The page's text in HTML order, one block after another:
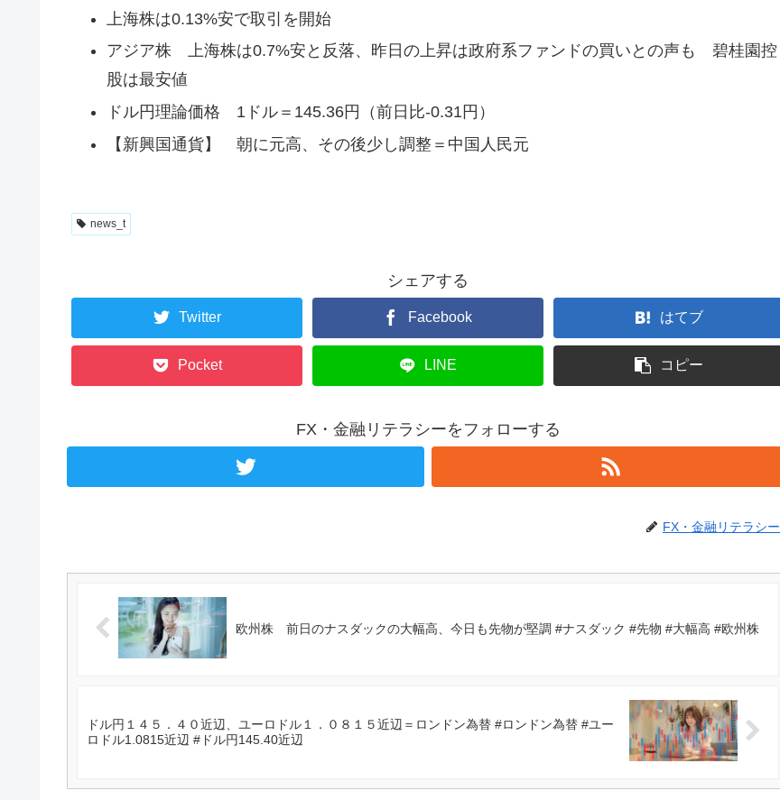
上海株は0.13%安で取引を開始
アジア株 上海株は0.7%安と反落、昨日の上昇は政府系ファンドの買いとの声も 碧桂園控
股は最安値
ドル円理論価格 1ドル＝145.36円（前日比-0.31円）
【新興国通貨】 朝に元高、その後少し調整＝中国人民元
news_t
シェアする
Twitter Facebook はてブ
Pocket LINE コピー
FX・金融リテラシーをフォローする
FX・金融リテラシー
欧州株 前日のナスダックの大幅高、今日も先物が堅調 #ナスダック #先物 #大幅高 #欧州株
ドル円１４５．４０近辺、ユーロドル１．０８１５近辺＝ロンドン為替 #ロンドン為替 #ユー
ロドル1.0815近辺 #ドル円145.40近辺